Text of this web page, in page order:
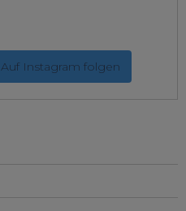
Auf Instagram folgen